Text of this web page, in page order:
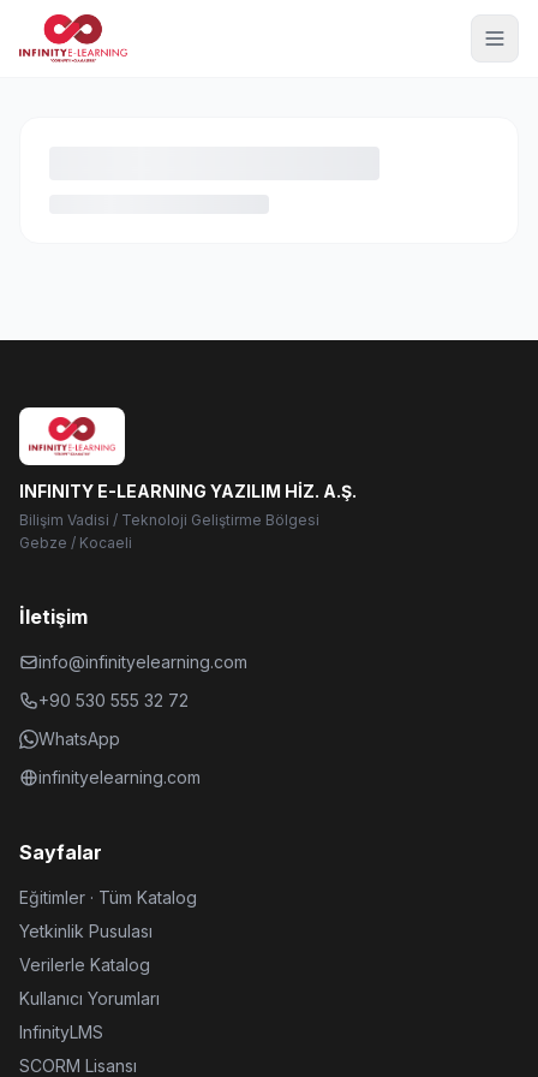
INFINITY E-LEARNING YAZILIM HİZ. A.Ş.
Bilişim Vadisi / Teknoloji Geliştirme Bölgesi
Gebze / Kocaeli
İletişim
info@infinityelearning.com
+90 530 555 32 72
WhatsApp
infinityelearning.com
Sayfalar
Eğitimler · Tüm Katalog
Yetkinlik Pusulası
Verilerle Katalog
Kullanıcı Yorumları
InfinityLMS
SCORM Lisansı